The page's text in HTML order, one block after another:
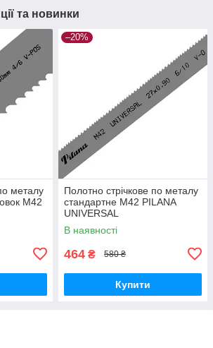
та новинки
металу
М42
–20%
Полотно стрічкове по металу
стандартне М42 PILANA
UNIVERSAL
В наявності
464 ₴ 580 ₴
Купити